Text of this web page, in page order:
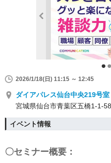
2026/1/18(日) 11:15 ～ 12:45
ダイアパレス仙台中央219号室
宮城県仙台市青葉区五橋1-1-58
イベント情報
〇セミナー概要：